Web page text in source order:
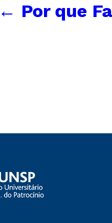
← Por que